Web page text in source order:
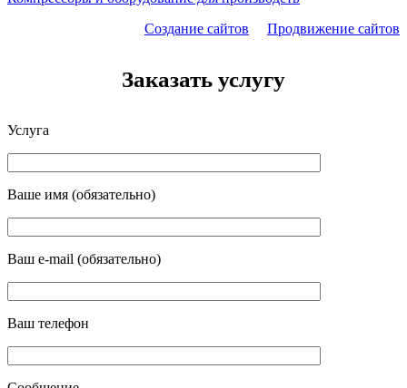
Создание сайтов
Продвижение сайтов
Заказать услугу
Услуга
Ваше имя (обязательно)
Ваш e-mail (обязательно)
Ваш телефон